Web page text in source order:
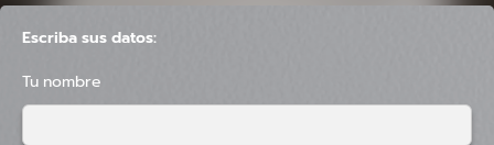
Escriba sus datos:
Tu nombre